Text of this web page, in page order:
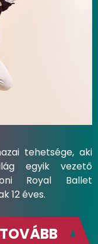
tehetsége, aki
egyik vezető
Royal Ballet
12 éves.
TOVÁBB